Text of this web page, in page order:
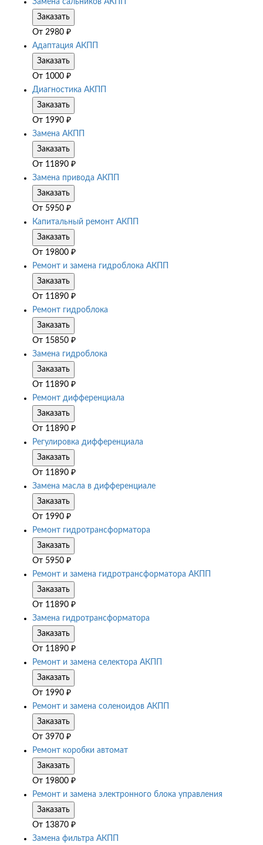
Замена сальников АКПП
Заказать
От 2980 ₽
Адаптация АКПП
Заказать
От 1000 ₽
Диагностика АКПП
Заказать
От 1990 ₽
Замена АКПП
Заказать
От 11890 ₽
Замена привода АКПП
Заказать
От 5950 ₽
Капитальный ремонт АКПП
Заказать
От 19800 ₽
Ремонт и замена гидроблока АКПП
Заказать
От 11890 ₽
Ремонт гидроблока
Заказать
От 15850 ₽
Замена гидроблока
Заказать
От 11890 ₽
Ремонт дифференциала
Заказать
От 11890 ₽
Регулировка дифференциала
Заказать
От 11890 ₽
Замена масла в дифференциале
Заказать
От 1990 ₽
Ремонт гидротрансформатора
Заказать
От 5950 ₽
Ремонт и замена гидротрансформатора АКПП
Заказать
От 11890 ₽
Замена гидротрансформатора
Заказать
От 11890 ₽
Ремонт и замена селектора АКПП
Заказать
От 1990 ₽
Ремонт и замена соленоидов АКПП
Заказать
От 3970 ₽
Ремонт коробки автомат
Заказать
От 19800 ₽
Ремонт и замена электронного блока управления
Заказать
От 13870 ₽
Замена фильтра АКПП